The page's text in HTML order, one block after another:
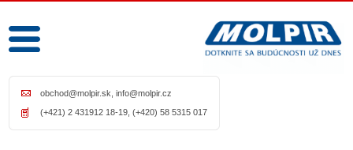
obchod@molpir.sk info@molpir.cz
(+421) 2 431912 18-19, (+420) 58 5315 017